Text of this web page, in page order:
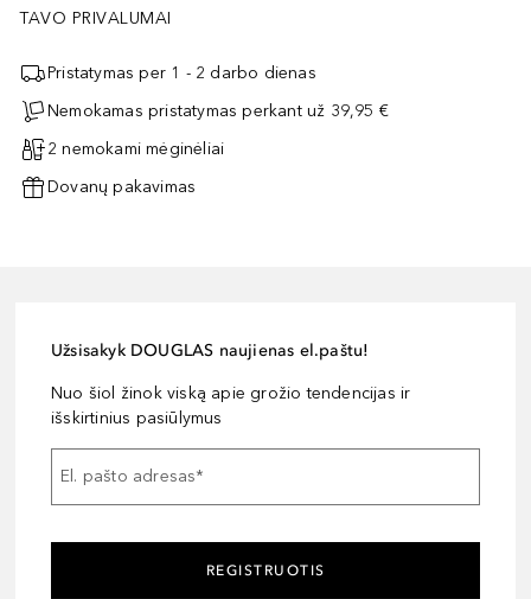
TAVO PRIVALUMAI
Pristatymas per 1 - 2 darbo dienas
Nemokamas pristatymas perkant už 39,95 €
2 nemokami mėginėliai
Dovanų pakavimas
Užsisakyk DOUGLAS naujienas el.paštu!
Nuo šiol žinok viską apie grožio tendencijas ir
išskirtinius pasiūlymus
El. pašto adresas*
REGISTRUOTIS